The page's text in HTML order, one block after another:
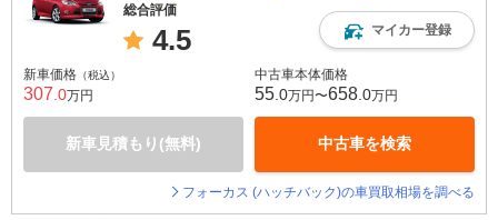
総合評価
4.5 マイカー登録
新車価格 （税込）
307 .0万円
新車見積もり(無料)
中古車本体価格
55 .0万円〜658 .0万円
中古車を検索
フォーカス (ハッチバック)の車買取相場を調べる